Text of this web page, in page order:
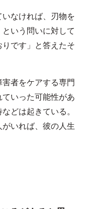
なければ、刃物を
いう問いに対して
です」と答えたそ
者をケアする専門
いった可能性があ
どは起きている。
いれば、彼の人生